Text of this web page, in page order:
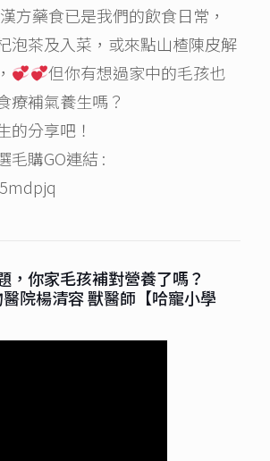
方藥食已是我們的飲食日常，
泡茶及入菜，或來點山楂陳皮解
但你有想過家中的毛孩也
療補氣養生嗎？
的分享吧！
毛購GO連結 :
，你家毛孩補對營養了嗎？
院楊清容 獸醫師【哈寵小學